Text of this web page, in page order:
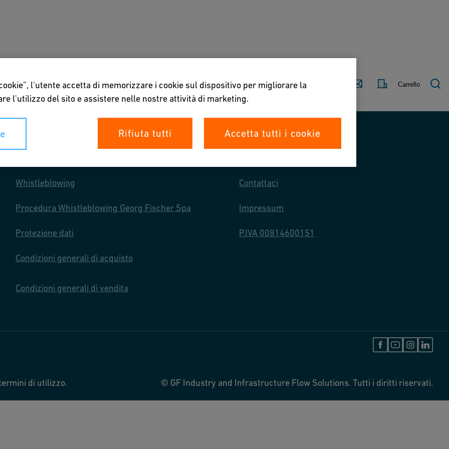
Paese Contattaci Carrello
Download e tools Chi siamo
Whistleblowing
Procedura Whistleblowing Georg Fischer Spa
Protezione dati
Condizioni generali di acquisto
Condizioni generali di vendita
Contattaci
Impressum
P.IVA 00814600151
di utilizzo. © GF Industry and Infrastructure Flow Solutions. Tutti i diritti riservati.
l'utente accetta di memorizzare i cookie sul dispositivo per migliorare la
l'utilizzo del sito e assistere nelle nostre attività di marketing.
Rifiuta tutti Accetta tutti i cookie